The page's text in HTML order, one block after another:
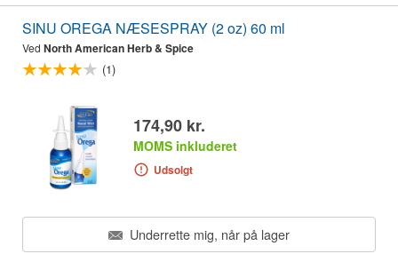
SINU OREGA NÆSESPRAY (2 oz) 60 ml
Ved North American Herb & Spice
(1)
174,90 kr.
MOMS inkluderet
Udsolgt
Underrette mig, når på lager